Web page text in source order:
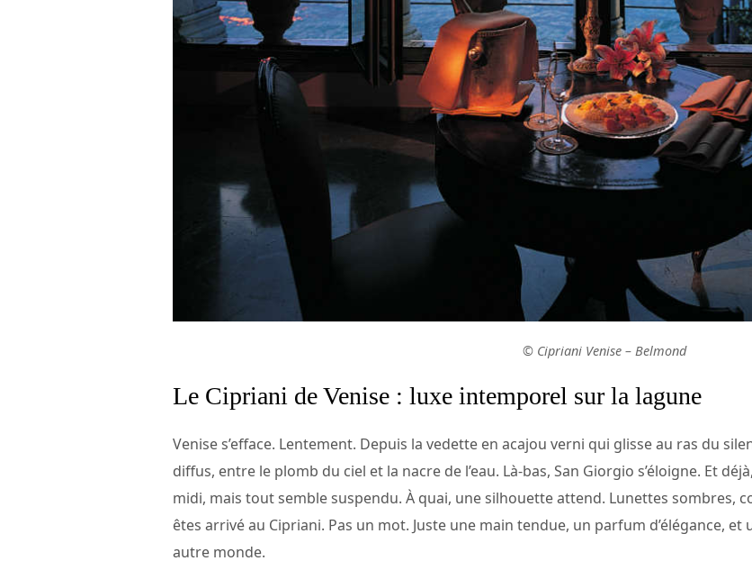
© Cipriani Venise – Belmond
Le Cipriani de Venise : luxe intemporel sur la lagune
Venise s’efface. Lentement. Depuis la vedette en acajou verni qui glisse au ras du
diffus, entre le plomb du ciel et la nacre de l’eau. Là-bas, San Giorgio s’éloigne. Et
midi, mais tout semble suspendu. À quai, une silhouette attend. Lunettes sombres,
êtes arrivé au Cipriani. Pas un mot. Juste une main tendue, un parfum d’élégance, et
autre monde.